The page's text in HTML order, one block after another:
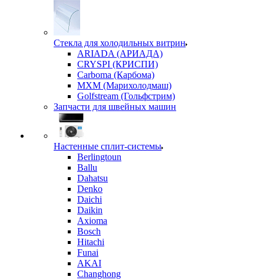
Стекла для холодильных витрин
ARIADA (АРИАДА)
CRYSPI (КРИСПИ)
Carboma (Карбома)
MXM (Марихолодмаш)
Golfstream (Гольфстрим)
Запчасти для швейных машин
Настенные сплит-системы
Berlingtoun
Ballu
Dahatsu
Denko
Daichi
Daikin
Axioma
Bosch
Hitachi
Funai
AKAI
Changhong